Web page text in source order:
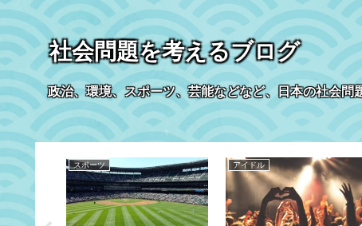
社会問題を考えるブログ
政治、環境、スポーツ、芸能などなど、日本の社会問
スポーツ アイドル